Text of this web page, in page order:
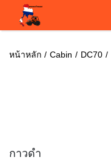
หน้าหลัก Cabin DC70
กาวดำ